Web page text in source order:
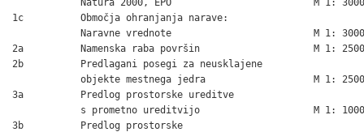
1c          Območja ohranjanja narave:
            Naravne vrednote                         M 1: 3000
2a          Namenska raba površin                    M 1: 2500
2b          Predlagani posegi za neusklajene
            objekte mestnega jedra                   M 1: 2500
3a          Predlog prostorske ureditve
            s prometno ureditvijo                    M 1: 1000
3b          Predlog prostorske